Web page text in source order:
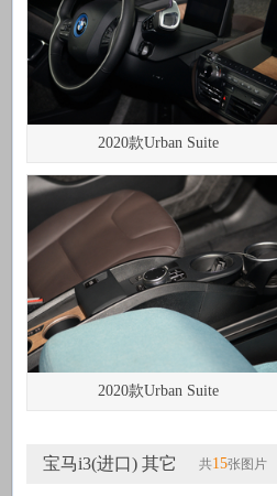
2020款Urban Suite
2020款Urban Suite
宝马i3(进口) 其它 共15张图片